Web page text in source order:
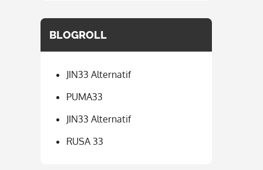
BLOGROLL
JIN33 Alternatif
PUMA33
JIN33 Alternatif
RUSA 33